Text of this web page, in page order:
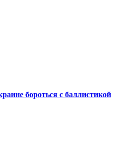
бороться с баллистикой